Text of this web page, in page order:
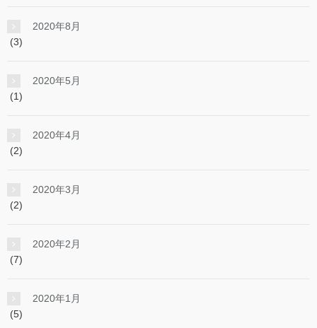
2020年8月
(3)
2020年5月
(1)
2020年4月
(2)
2020年3月
(2)
2020年2月
(7)
2020年1月
(5)